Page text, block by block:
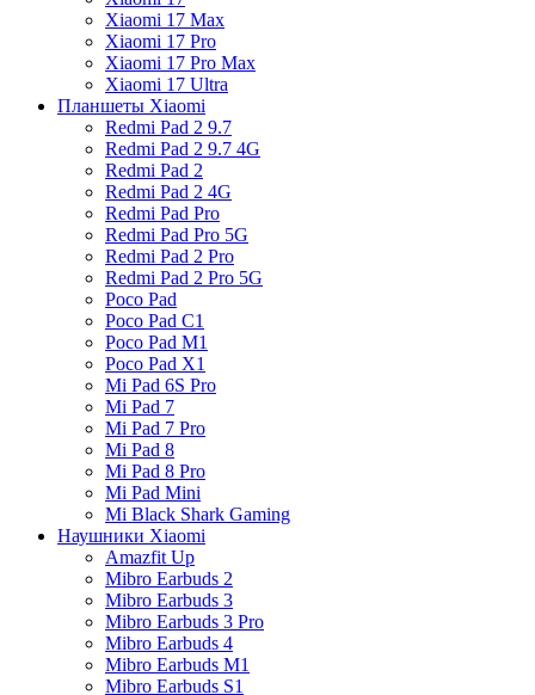
Xiaomi 17 Max
Xiaomi 17 Pro
Xiaomi 17 Pro Max
Xiaomi 17 Ultra
Планшеты Xiaomi
Redmi Pad 2 9.7
Redmi Pad 2 9.7 4G
Redmi Pad 2
Redmi Pad 2 4G
Redmi Pad Pro
Redmi Pad Pro 5G
Redmi Pad 2 Pro
Redmi Pad 2 Pro 5G
Poco Pad
Poco Pad C1
Poco Pad M1
Poco Pad X1
Mi Pad 6S Pro
Mi Pad 7
Mi Pad 7 Pro
Mi Pad 8
Mi Pad 8 Pro
Mi Pad Mini
Mi Black Shark Gaming
Наушники Xiaomi
Amazfit Up
Mibro Earbuds 2
Mibro Earbuds 3
Mibro Earbuds 3 Pro
Mibro Earbuds 4
Mibro Earbuds M1
Mibro Earbuds S1